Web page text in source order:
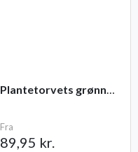
Plantetorvets grønne vandingspose 75 liter
Fra
89,95 kr.